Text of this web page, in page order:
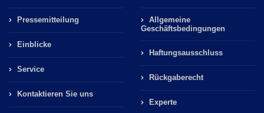
Pressemitteilung
Einblicke
Service
Kontaktieren Sie uns
Allgemeine
Geschäftsbedingungen
Haftungsausschluss
Rückgaberecht
Experte